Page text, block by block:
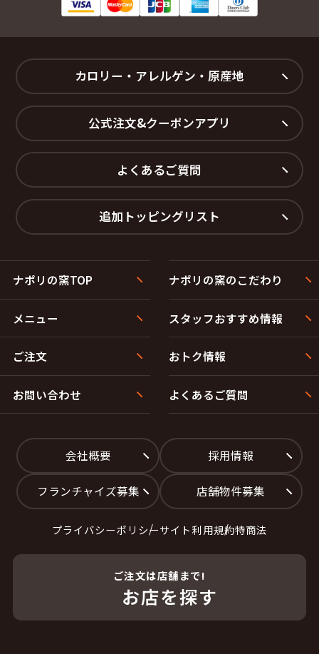
カロリー・アレルゲン・原産地
公式注文&クーポンアプリ
よくあるご質問
追加トッピングリスト
ナポリの窯TOP ナポリの窯のこだわり
メニュー スタッフおすすめ情報
ご注文 おトク情報
お問い合わせ よくあるご質問
会社概要 採用情報
フランチャイズ募集 店舗物件募集
プライバシーポリシーサイト利用規約特商法
ご注文は店舗まで!
お店を探す